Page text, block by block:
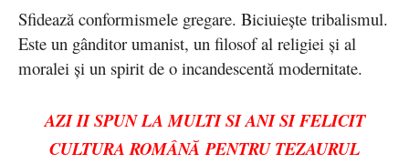
Sfidează conformismele gregare. Biciuiește tribalismul.
Este un gânditor umanist, un filosof al religiei și al
moralei și un spirit de o incandescentă modernitate.
AZI II SPUN LA MULTI SI ANI SI FELICIT
CULTURA ROMÂNĂ PENTRU TEZAURUL